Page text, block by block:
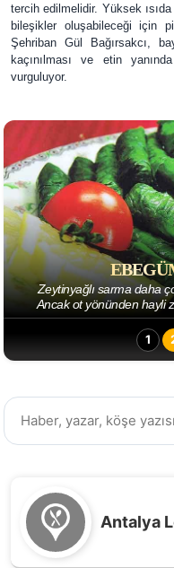
tercih edilmelidir. Yüksek
bileşikler oluşabileceği için
Şehriban Gül Bağırsakcı,
kaçınılması ve etin
vurguluyor.
Zeytinyağlı sarma daha
Ancak ot yönünden hayli
yaratıcılığı
1
Antalya